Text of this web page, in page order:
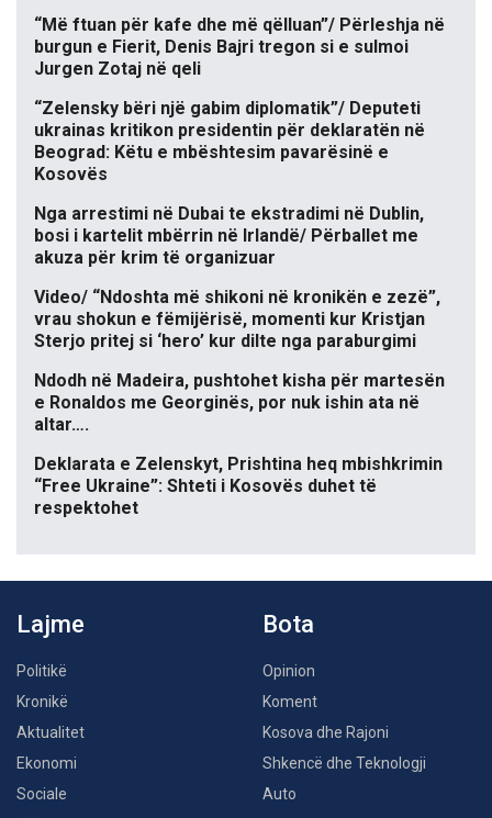
“Më ftuan për kafe dhe më qëlluan”/ Përleshja në
burgun e Fierit, Denis Bajri tregon si e sulmoi
Jurgen Zotaj në qeli
“Zelensky bëri një gabim diplomatik”/ Deputeti
ukrainas kritikon presidentin për deklaratën në
Beograd: Këtu e mbështesim pavarësinë e
Kosovës
Nga arrestimi në Dubai te ekstradimi në Dublin,
bosi i kartelit mbërrin në Irlandë/ Përballet me
akuza për krim të organizuar
Video/ “Ndoshta më shikoni në kronikën e zezë”,
vrau shokun e fëmijërisë, momenti kur Kristjan
Sterjo pritej si ‘hero’ kur dilte nga paraburgimi
Ndodh në Madeira, pushtohet kisha për martesën
e Ronaldos me Georginës, por nuk ishin ata në
altar….
Deklarata e Zelenskyt, Prishtina heq mbishkrimin
“Free Ukraine”: Shteti i Kosovës duhet të
respektohet
Lajme
Politikë
Kronikë
Aktualitet
Ekonomi
Sociale
Bota
Opinion
Koment
Kosova dhe Rajoni
Shkencë dhe Teknologji
Auto